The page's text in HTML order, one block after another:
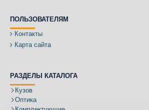
ПОЛЬЗОВАТЕЛЯМ
Контакты
Карта сайта
РАЗДЕЛЫ КАТАЛОГА
Кузов
Оптика